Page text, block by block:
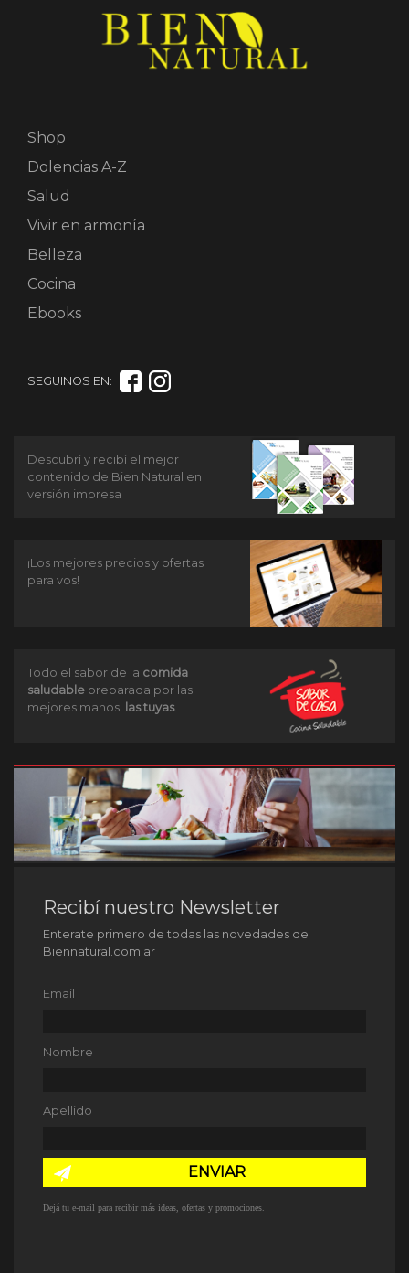
Shop
Dolencias A-Z
Salud
Vivir en armonía
Belleza
Cocina
Ebooks
SEGUINOS EN:
Descubrí y recibí el mejor
contenido de Bien Natural en
versión impresa
¡Los mejores precios y ofertas
para vos!
Todo el sabor de la comida
saludable preparada por las
mejores manos: las tuyas.
Recibí nuestro Newsletter
Enterate primero de todas las novedades de
Biennatural.com.ar
Email
Nombre
Apellido
ENVIAR
Dejá tu e-mail para recibir más ideas, ofertas y promociones.